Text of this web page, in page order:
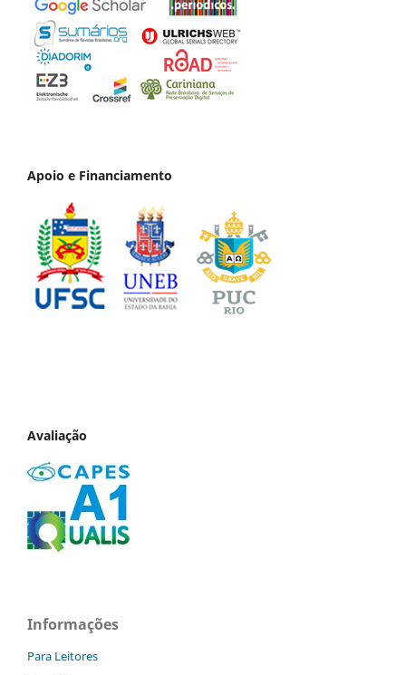
Apoio e Financiamento
Avaliação
Informações
Para Leitores